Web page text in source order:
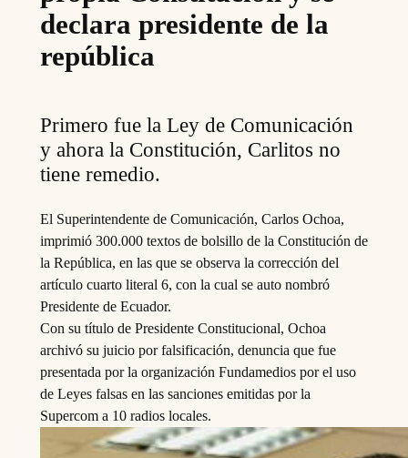
declara presidente de la
república
Primero fue la Ley de Comunicación
y ahora la Constitución, Carlitos no
tiene remedio.
El Superintendente de Comunicación, Carlos Ochoa,
imprimió 300.000 textos de bolsillo de la Constitución de
la República, en las que se observa la corrección del
artículo cuarto literal 6, con la cual se auto nombró
Presidente de Ecuador.
Con su título de Presidente Constitucional, Ochoa
archivó su juicio por falsificación, denuncia que fue
presentada por la organización Fundamedios por el uso
de Leyes falsas en las sanciones emitidas por la
Supercom a 10 radios locales.